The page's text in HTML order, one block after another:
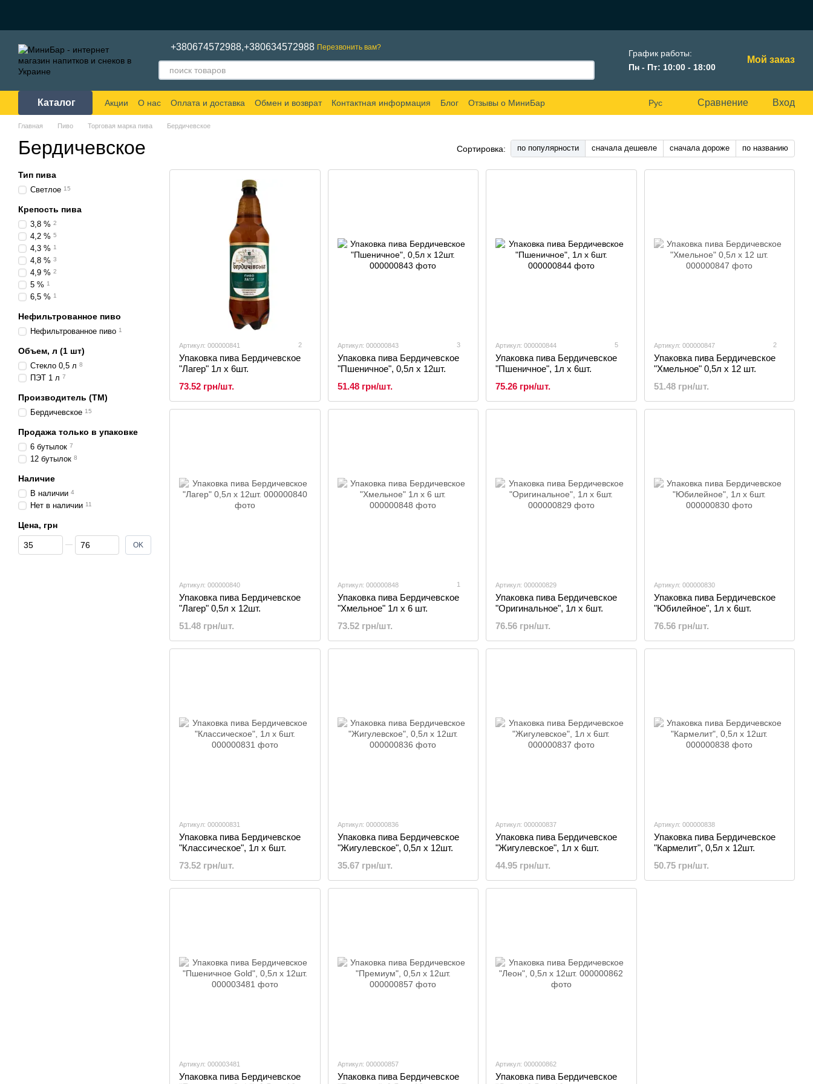
+380674572988,+380634572988 Перезвонить вам?
График работы:
Пн - Пт: 10:00 - 18:00
Мой заказ
Каталог Акции О нас Оплата и доставка Обмен и возврат Контактная информация Блог Отзывы о МиниБар Рус Сравнение Вход
Главная Пиво Торговая марка пива Бердичевское
Бердичевское Сортировка: по популярности сначала дешевле сначала дороже по названию
Артикул: 000000841 2
Упаковка пива Бердичевское
"Лагер" 1л х 6шт.
73.52 грн/шт.
Артикул: 000000843 3
Упаковка пива Бердичевское
"Пшеничное", 0,5л х 12шт.
51.48 грн/шт.
Артикул: 000000844 5
Упаковка пива Бердичевское
"Пшеничное", 1л х 6шт.
75.26 грн/шт.
Артикул: 000000847 2
Упаковка пива Бердичевское
"Хмельное" 0,5л х 12 шт.
51.48 грн/шт.
Артикул: 000000840
Упаковка пива Бердичевское
"Лагер" 0,5л х 12шт.
51.48 грн/шт.
Артикул: 000000848 1
Упаковка пива Бердичевское
"Хмельное" 1л х 6 шт.
73.52 грн/шт.
Артикул: 000000829
Упаковка пива Бердичевское
"Оригинальное", 1л х 6шт.
76.56 грн/шт.
Артикул: 000000830
Упаковка пива Бердичевское
"Юбилейное", 1л х 6шт.
76.56 грн/шт.
Артикул: 000000831
Упаковка пива Бердичевское
"Классическое", 1л х 6шт.
73.52 грн/шт.
Артикул: 000000836
Упаковка пива Бердичевское
"Жигулевское", 0,5л х 12шт.
35.67 грн/шт.
Артикул: 000000837
Упаковка пива Бердичевское
"Жигулевское", 1л х 6шт.
44.95 грн/шт.
Артикул: 000000838
Упаковка пива Бердичевское
"Кармелит", 0,5л х 12шт.
50.75 грн/шт.
Артикул: 000003481
Упаковка пива Бердичевское
Артикул: 000000857
Упаковка пива Бердичевское
Артикул: 000000862
Упаковка пива Бердичевское
Тип пива
Светлое 15
Крепость пива
3,8 % 2
4,2 % 5
4,3 % 1
4,8 % 3
4,9 % 2
5 % 1
6,5 % 1
Нефильтрованное пиво
Нефильтрованное пиво 1
Объем, л (1 шт)
Стекло 0,5 л 8
ПЭТ 1 л 7
Производитель (ТМ)
Бердичевское 15
Продажа только в упаковке
6 бутылок 7
12 бутылок 8
Наличие
В наличии 4
Нет в наличии 11
Цена, грн
От Цена, грн
До Цена, грн OK